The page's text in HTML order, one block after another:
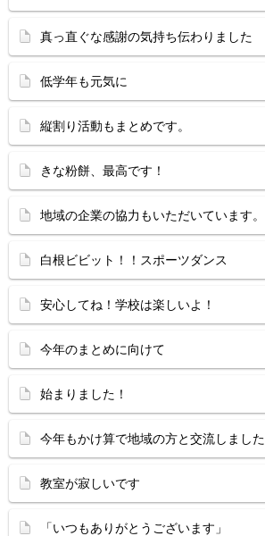
真っ直ぐな感謝の気持ち伝わりました
低学年も元気に
縦割り活動もまとめです。
きな粉餅、最高です！
地域の企業の協力もいただいています。
白根ビビット！！スポーツダンス
安心してね！学校は楽しいよ！
今年のまとめに向けて
始まりました！
今年もかけ算で地域の方と交流しました
教室が寂しいです
「いつもありがとうございます」